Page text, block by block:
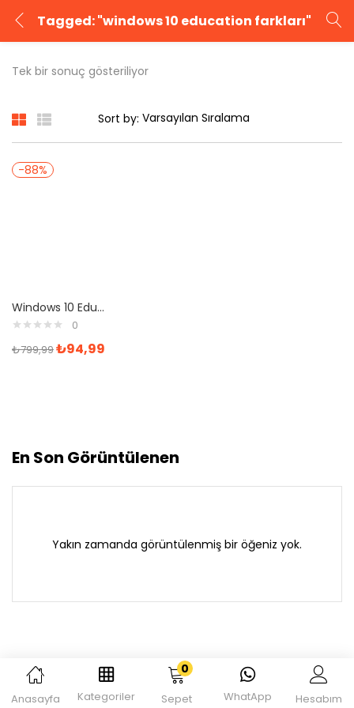
Tagged: "windows 10 education farkları"
GIRIŞ YAP KAYIT OL
Anasayfa Kategoriler
0
Sepet WhatApp Hesabım
Tek bir sonuç gösteriliyor
Sort by:
-88%
Windows 10 Education Satın Al
0
₺799,99₺94,99
En Son Görüntülenen
Yakın zamanda görüntülenmiş bir öğeniz yok.